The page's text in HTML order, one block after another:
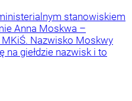
stanowiskiem
Anna Moskwa –
Nazwisko Moskwy
na giełdzie nazwisk i to